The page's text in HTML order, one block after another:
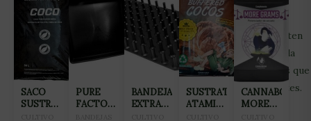
BAC Calmag 2.0 es una mezcla de alta calidad de calcio,
magnesio, hierro y oligoelementos naturales, que permiten
satisfacer la necesidad adicional de calcio y magnesio de la
planta. Calmag 2.0 contiene aminoácidos y ácidos fúlvicos que
aseguran un mayor rendimiento de los distintos nutrientes.
Apto para todo tipo de sustratos. Calmag 2.0 resulta
SACO
SUSTRATO
PURE
FACTORY
BANDEJA
EXTRACCION
SUSTRATO
ATAMI
CANNABOOM
MORE